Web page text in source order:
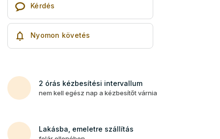
Kérdés
Nyomon követés
2 órás kézbesítési intervallum
nem kell egész nap a kézbesítőt várnia
Lakásba, emeletre szállítás